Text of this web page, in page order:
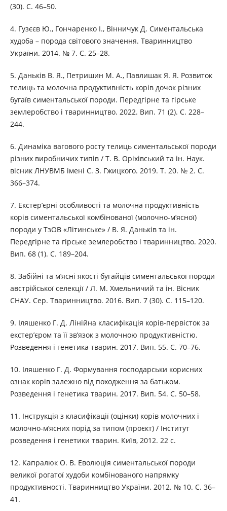
(30). С. 46–50.
4. Гузєєв Ю., Гончаренко І., Вінничук Д. Симентальська
худоба – порода світового значення. Тваринництво
України. 2014. № 7. С. 25–28.
5. Даньків В. Я., Петришин М. А., Павлишак Я. Я. Розвиток
телиць та молочна продуктивність корів дочок різних
бугаїв симентальської породи. Передгірне та гірське
землеробство і тваринництво. 2022. Вип. 71 (2). С. 228–
244.
6. Динаміка вагового росту телиць симентальської породи
різних виробничих типів / Т. В. Оріхівський та ін. Наук.
вісник ЛНУВМБ імені С. З. Гжицкого. 2019. Т. 20. № 2. С.
366–374.
7. Екстер’єрні особливості та молочна продуктивність
корів симентальської комбінованої (молочно-м’ясної)
породи у ТзОВ «Літинське» / В. Я. Даньків та ін.
Передгірне та гірське землеробство і тваринництво. 2020.
Вип. 68 (1). С. 189–204.
8. Забійні та м’ясні якості бугайців симентальської породи
австрійської селекції / Л. М. Хмельничий та ін. Вісник
СНАУ. Сер. Тваринництво. 2016. Вип. 7 (30). С. 115–120.
9. Іляшенко Г. Д. Лінійна класифікація корів-первісток за
екстер’єром та її зв’язок з молочною продуктивністю.
Розведення і генетика тварин. 2017. Вип. 55. С. 70–76.
10. Іляшенко Г. Д. Формування господарськи корисних
ознак корів залежно від походження за батьком.
Розведення і генетика тварин. 2017. Вип. 54. С. 50–58.
11. Інструкція з класифікації (оцінки) корів молочних і
молочно-м’ясних порід за типом (проєкт) / Інститут
розведення і генетики тварин. Київ, 2012. 22 с.
12. Капралюк О. В. Еволюція симентальської породи
великої рогатої худоби комбінованого напрямку
продуктивності. Тваринництво України. 2012. № 10. С. 36–
41.